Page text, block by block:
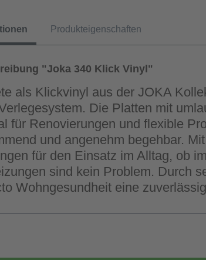
Produkteigenschaften
"Joka 340 Klick Vinyl"
als Klickvinyl aus der JOKA
Die Platten mit
für Renovierungen und flexible
und angenehm begehbar.
für den Einsatz im Alltag, ob
sind kein Problem. Durch
Wohngesundheit eine